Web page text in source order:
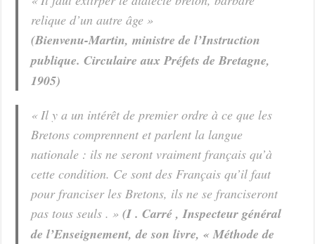
relique d’un autre âge »
(Bienvenu-Martin, ministre de l’Instruction
publique. Circulaire aux Préfets de Bretagne,
1905)
« Il y a un intérêt de premier ordre à ce que les
Bretons comprennent et parlent la langue
nationale : ils ne seront vraiment français qu’à
cette condition. Ce sont des Français qu’il faut
pour franciser les Bretons, ils ne se franciseront
pas tous seuls . »(I . Carré , Inspecteur général
de l’Enseignement, de son livre, « Méthode de